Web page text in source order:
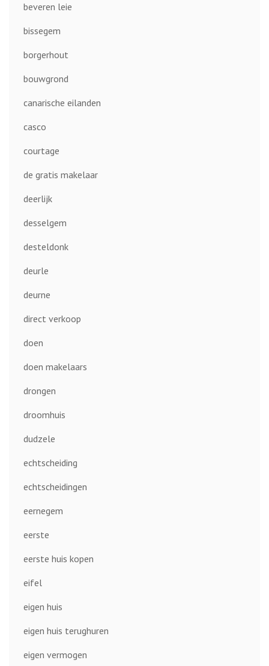
beveren leie
bissegem
borgerhout
bouwgrond
canarische eilanden
casco
courtage
de gratis makelaar
deerlijk
desselgem
desteldonk
deurle
deurne
direct verkoop
doen
doen makelaars
drongen
droomhuis
dudzele
echtscheiding
echtscheidingen
eernegem
eerste
eerste huis kopen
eifel
eigen huis
eigen huis terughuren
eigen vermogen